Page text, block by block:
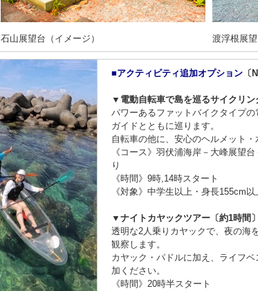
石山展望台（イメージ） 渡浮根展
■アクティビティ追加オプション
▼電動自転車で島を巡るサイクリン
パワーあるファットバイクタイプ
ガイドとともに巡ります。
自転車の他に、安心のヘルメット
《コース》羽伏浦海岸－大峰展望
り
《時間》9時,14時スタート
《対象》中学生以上・身長155cm
▼ナイトカヤックツアー〔約1時間
透明な2人乗りカヤックで、夜の海
観察します。
カヤック・パドルに加え、ライフ
加ください。
《時間》20時半スタート